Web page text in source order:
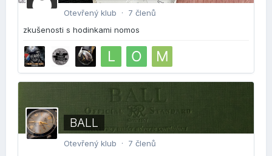
Otevřený klub · 7 členů
zkušenosti s hodinkami nomos
BALL
Otevřený klub · 7 členů